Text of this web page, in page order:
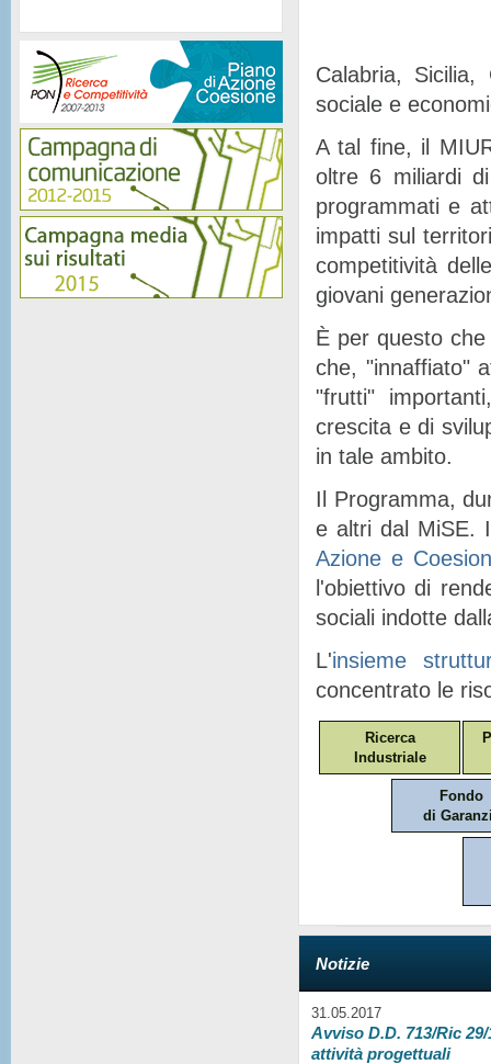
Calabria, Sicilia,
sociale e
A tal fine, il
oltre 6 miliardi
programmati e
impatti sul
competitività
giovani
È per questo
che, "innaffiato"
"frutti"
crescita e di
in tale ambito.
Il Programma,
e altri dal MiSE.
Azione e
l'obiettivo di
sociali indotte
L'insieme
concentrato le
Ricerca
Industriale
Fondo
di
Notizie
31.05.2017
Avviso D.D. 713/Ric
attività progettuali